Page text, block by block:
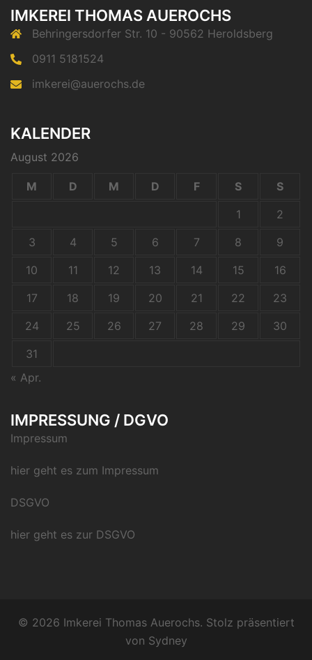
IMKEREI THOMAS AUEROCHS
Behringersdorfer Str. 10 - 90562 Heroldsberg
0911 5181524
imkerei@auerochs.de
KALENDER
August 2026
M D M D F S
S
1
2
3
4 5 6 7 8
9
10
11 12 13 14 15
16
17
18 19 20 21 22
23
24
25 26 27 28 29
30
31
« Apr.
IMPRESSUNG / DGVO
Impressum
hier geht es zum Impressum
DSGVO
hier geht es zur DSGVO
© 2026 Imkerei Thomas Auerochs. Stolz präsentiert
von Sydney